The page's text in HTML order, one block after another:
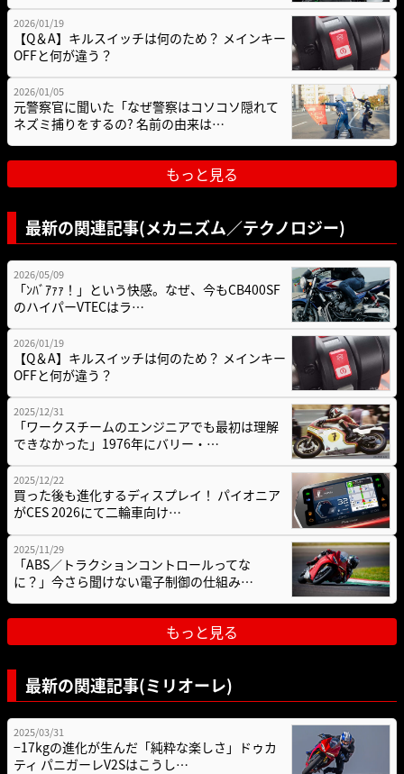
2026/01/19
【Q＆A】キルスイッチは何のため？ メインキー
OFFと何が違う？
2026/01/05
元警察官に聞いた「なぜ警察はコソコソ隠れて
ネズミ捕りをするの? 名前の由来は…
もっと見る
最新の関連記事(メカニズム／テクノロジー)
2026/05/09
「ﾝﾊﾞｱｧｧ！」という快感。なぜ、今もCB400SF
のハイパーVTECはラ…
2026/01/19
【Q＆A】キルスイッチは何のため？ メインキー
OFFと何が違う？
2025/12/31
「ワークスチームのエンジニアでも最初は理解
できなかった」1976年にバリー・…
2025/12/22
買った後も進化するディスプレイ！ パイオニア
がCES 2026にて二輪車向け…
2025/11/29
「ABS／トラクションコントロールってな
に？」今さら聞けない電子制御の仕組み…
もっと見る
最新の関連記事(ミリオーレ)
2025/03/31
−17kgの進化が生んだ「純粋な楽しさ」ドゥカ
ティ パニガーレV2Sはこうし…